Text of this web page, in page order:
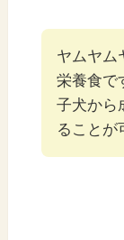
ヤムヤム
栄養食で
子犬から
ることが